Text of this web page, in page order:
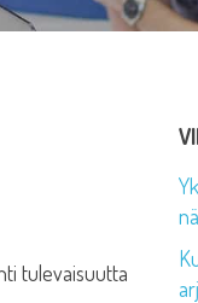
tulevaisuutta